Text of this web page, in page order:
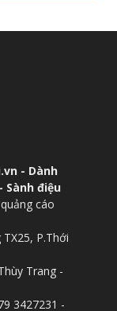
- Dành
điệu
cáo
P.Thới
Trang -
3427231 -